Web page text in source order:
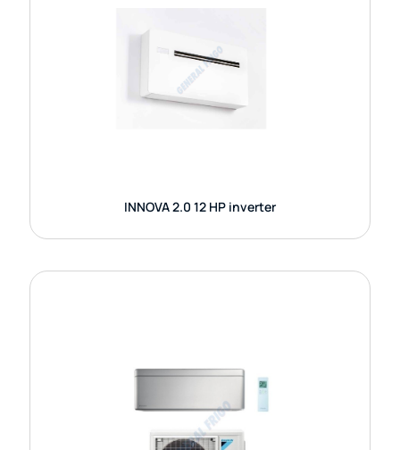
INNOVA 2.0 12 HP inverter
CLIMATIZZATORI DAIKIN MONO SPLIT
Daikin Stylish coniuga design puro e tecnologia
all’avanguardia per fornirti una soluzione completa
per la gestione del clima di casa. Con uno